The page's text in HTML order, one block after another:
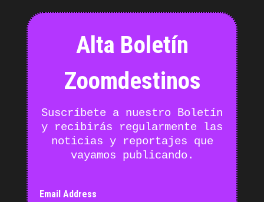
Alta Boletín
Zoomdestinos
Suscríbete a nuestro Boletín
y recibirás regularmente las
noticias y reportajes que
vayamos publicando.
Email Address